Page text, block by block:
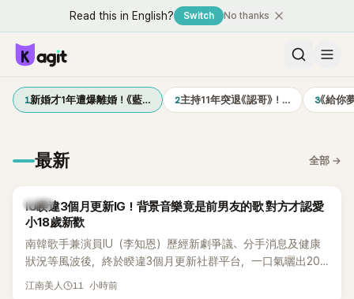
Read this in English? Switch No thanks
1新婚才1年遭爆離婚！《藍… 2主持11年突退《認哥》！… 3《給你
最新 全部 →
韓星
IU睽違3個月更新IG！背景音樂竟是前男友的歌 對方才認愛
小18歲新歡
南韓歌手兼演員IU（李知恩）歷經新劇爭議、分手消息及健康
狀況等風波後，終於睽違3個月更新社群平台，一口氣曬出20
張近況照，讓大批粉絲又驚又喜。不過，比起照片本身，更引
江南美人 11 小時前